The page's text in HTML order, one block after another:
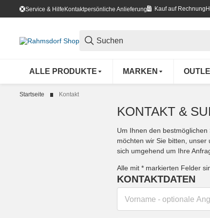
Service & HilfeKontaktpersönliche Anlieferung Kauf auf Rechnung
ALLE PRODUKTE MARKEN
Startseite Kontakt
KONTAKT &
Um Ihnen den
möchten wir Sie bitten,
sich umgehend um Ihre
Honeypot
Alle mit * markierten Felder
KONTAKTDATEN
Vorname - optionale